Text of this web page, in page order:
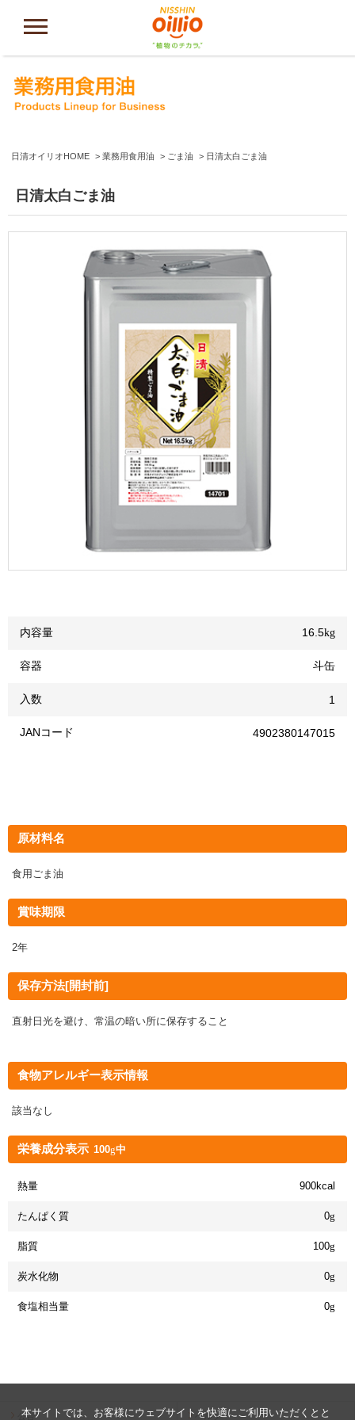
日清オイリオHOME 業務用食用油 ごま油 日清太白ごま油
日清太白ごま油
内容量 16.5kg
容器 斗缶
入数 1
JANコード 4902380147015
原材料名
食用ごま油
賞味期限
2年
保存方法[開封前]
直射日光を避け、常温の暗い所に保存すること
食物アレルギー表示情報
該当なし
栄養成分表示 100g中
熱量 900kcal
たんぱく質 0g
脂質 100g
炭水化物 0g
食塩相当量 0g
公告 ヘルプ
本サイトでは、お客様にウェブサイトを快適にご利用いただくとと